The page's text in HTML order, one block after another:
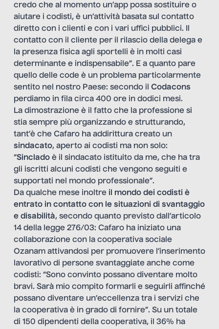
credo che al momento un’app possa sostituire o
aiutare i codisti, è un’attività basata sul contatto
diretto con i clienti e con i vari uffici pubblici. Il
contatto con il cliente per il rilascio della delega e
la presenza fisica agli sportelli è in molti casi
determinante e indispensabile”. E a quanto pare
quello delle code è un problema particolarmente
sentito nel nostro Paese: secondo il Codacons
perdiamo in fila circa 400 ore in dodici mesi.
La dimostrazione è il fatto che la professione si
stia sempre più organizzando e strutturando,
tant’è che Cafaro ha addirittura creato un
sindacato, aperto ai codisti ma non solo:
“Sinclado è il sindacato istituito da me, che ha tra
gli iscritti alcuni codisti che vengono seguiti e
supportati nel mondo professionale”.
Da qualche mese inoltre il mondo dei codisti è
entrato in contatto con le situazioni di svantaggio
e disabilità, secondo quanto previsto dall’articolo
14 della legge 276/03: Cafaro ha iniziato una
collaborazione con la cooperativa sociale
Ozanam attivandosi per promuovere l’inserimento
lavorativo di persone svantaggiate anche come
codisti: “Sono convinto possano diventare molto
bravi. Sarà mio compito formarli e seguirli affinché
possano diventare un’eccellenza tra i servizi che
la cooperativa è in grado di fornire”. Su un totale
di 150 dipendenti della cooperativa, il 36% ha